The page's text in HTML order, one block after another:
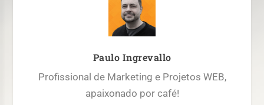
Paulo Ingrevallo
Profissional de Marketing e Projetos WEB,
apaixonado por café!